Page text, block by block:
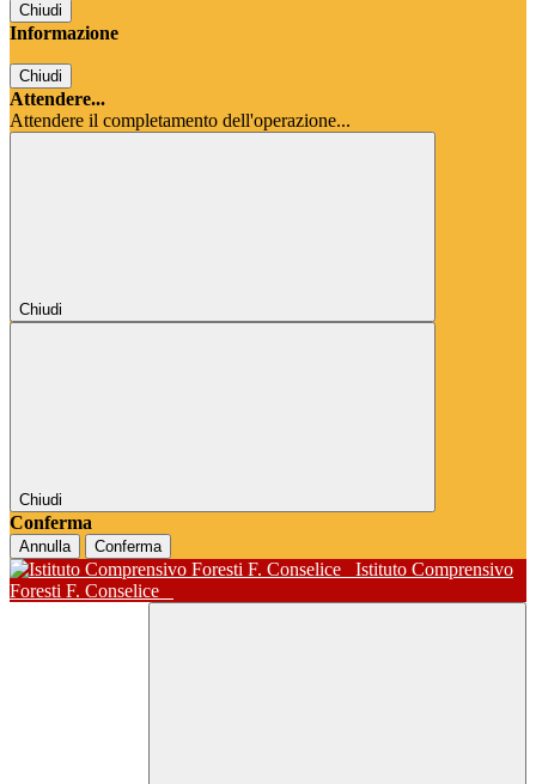
Chiudi
Informazione
Chiudi
Attendere...
Attendere il completamento dell'operazione...
Chiudi
Chiudi
Conferma
Annulla Conferma
Istituto Comprensivo
Foresti F. Conselice